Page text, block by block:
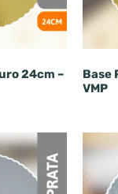
24cm –
Base
VMP